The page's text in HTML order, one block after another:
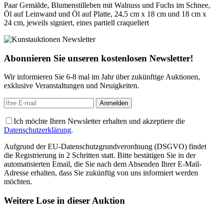
Paar Gemälde, Blumenstilleben mit Walnuss und Fuchs im Schnee,
Öl auf Leinwand und Öl auf Platte, 24,5 cm x 18 cm und 18 cm x
24 cm, jeweils signiert, eines partiell craqueliert
Abonnieren Sie unseren kostenlosen Newsletter!
Wir informieren Sie 6-8 mal im Jahr über zukünftige Auktionen,
exklusive Veranstaltungen und Neuigkeiten.
Ich möchte Ihren Newsletter erhalten und akzeptiere die
Datenschutzerklärung.
Aufgrund der EU-Datenschutzgrundverordnung (DSGVO) findet
die Registrierung in 2 Schritten statt. Bitte bestätigen Sie in der
automatisierten Email, die Sie nach dem Absenden Ihrer E-Mail-
Adresse erhalten, dass Sie zukünftig von uns informiert werden
möchten.
Weitere Lose in dieser Auktion